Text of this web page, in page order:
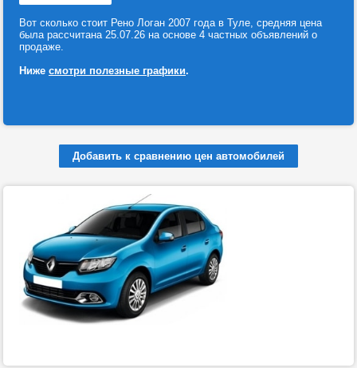
Вот сколько стоит Рено Логан 2007 года в Туле, средняя цена
была рассчитана 25.07.26 на основе 4 частных объявлений о
продаже.
Ниже смотри полезные графики.
Добавить к сравнению цен автомобилей